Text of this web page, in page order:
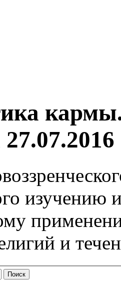
изучению
и